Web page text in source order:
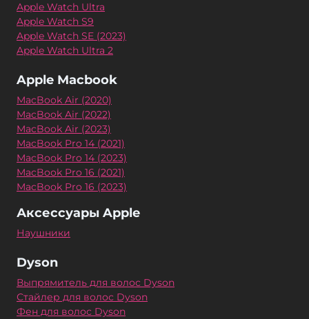
Apple Watch Ultra
Apple Watch S9
Apple Watch SE (2023)
Apple Watch Ultra 2
Apple Macbook
MacBook Air (2020)
MacBook Air (2022)
MacBook Air (2023)
MacBook Pro 14 (2021)
MacBook Pro 14 (2023)
MacBook Pro 16 (2021)
MacBook Pro 16 (2023)
Аксессуары Apple
Наушники
Dyson
Выпрямитель для волос Dyson
Стайлер для волос Dyson
Фен для волос Dyson